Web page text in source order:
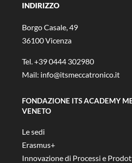
INDIRIZZO
Borgo Casale, 49
36100 Vicenza
Tel. +39 0444 302980
Mail: info@itsmeccatronico.it
FONDAZIONE ITS ACADEMY
VENETO
Le sedi
Erasmus+
Innovazione di Processi e